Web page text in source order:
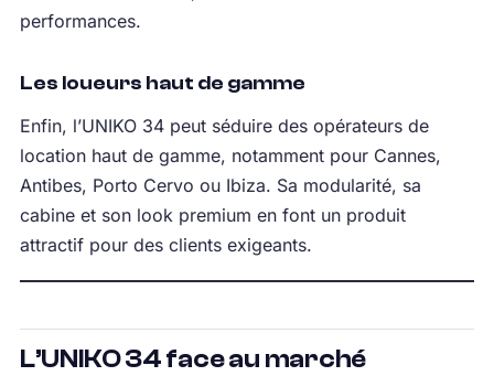
performances.
Les loueurs haut de gamme
Enfin, l’UNIKO 34 peut séduire des opérateurs de
location haut de gamme, notamment pour Cannes,
Antibes, Porto Cervo ou Ibiza. Sa modularité, sa
cabine et son look premium en font un produit
attractif pour des clients exigeants.
L’UNIKO 34 face au marché